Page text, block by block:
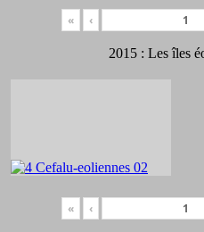
« ‹
2015 : Les îles
« ‹